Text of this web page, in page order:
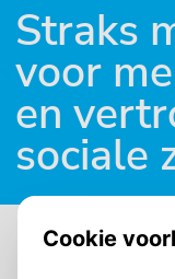
Straks
voor
en
sociale